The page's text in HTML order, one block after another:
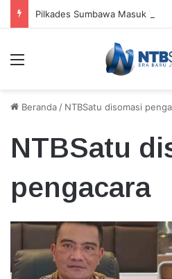
Menu
Beranda / NTBSatu disomasi
NTBSatu
pengacara